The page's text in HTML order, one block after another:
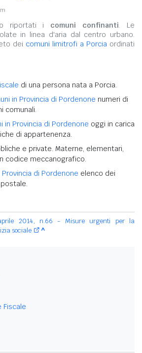
riportati i comuni confinanti. Le
in linea d'aria dal centro urbano.
dei comuni limitrofi a Porcia ordinati
di una persona nata a Porcia.
in Provincia di Pordenone numeri di
comunali.
in Provincia di Pordenone oggi in carica
di appartenenza.
e private. Materne, elementari,
codice meccanografico.
Provincia di Pordenone elenco dei
2014, n.66 - Misure urgenti per la
sociale
^
Fiscale